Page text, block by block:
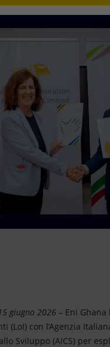
CEST
giugno 2026 – Eni
(LoI) con l’Agenzia
Sviluppo (AICS) per